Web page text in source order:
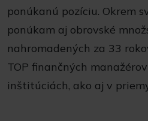
ponúkanú pozíciu. Okrem
ponúkam aj obrovské
nahromadených za 33
TOP finančných
inštitúciách, ako aj v